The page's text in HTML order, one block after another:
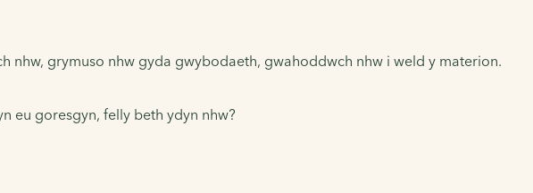
nhw, grymuso nhw gyda gwybodaeth, gwahoddwch nhw i weld y materion.
eu goresgyn, felly beth ydyn nhw?